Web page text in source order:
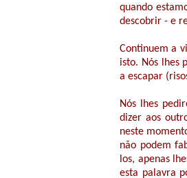
quando
descobrir - e
Continuem a
isto. Nós lhes
a escapar
Nós lhes
dizer aos
neste
não podem
los, apenas
esta palavra